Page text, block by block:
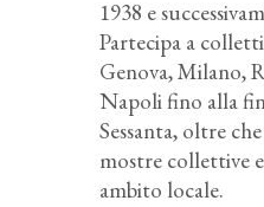
1938 e
Partecipa a
Genova, Milano,
Napoli fino alla
Sessanta, oltre
mostre collettive
ambito locale.